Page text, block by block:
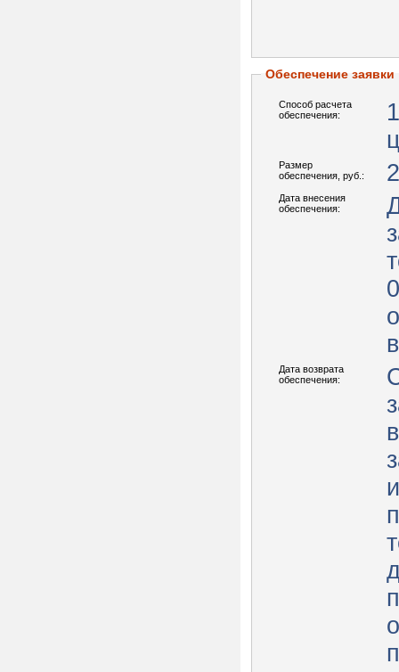
Обеспечение заявки
Способ расчета
обеспечения:
Размер
обеспечения, руб.:
Дата внесения
обеспечения:
Дата возврата
обеспечения: